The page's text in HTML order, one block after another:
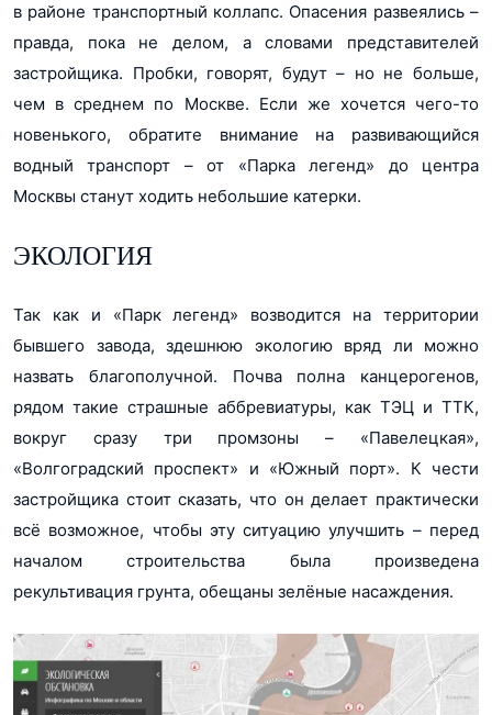
в районе транспортный коллапс. Опасения развеялись –
правда, пока не делом, а словами представителей
застройщика. Пробки, говорят, будут – но не больше,
чем в среднем по Москве. Если же хочется чего-то
новенького, обратите внимание на развивающийся
водный транспорт – от «Парка легенд» до центра
Москвы станут ходить небольшие катерки.
ЭКОЛОГИЯ
Так как и «Парк легенд» возводится на территории
бывшего завода, здешнюю экологию вряд ли можно
назвать благополучной. Почва полна канцерогенов,
рядом такие страшные аббревиатуры, как ТЭЦ и ТТК,
вокруг сразу три промзоны – «Павелецкая»,
«Волгоградский проспект» и «Южный порт». К чести
застройщика стоит сказать, что он делает практически
всё возможное, чтобы эту ситуацию улучшить – перед
началом строительства была произведена
рекультивация грунта, обещаны зелёные насаждения.